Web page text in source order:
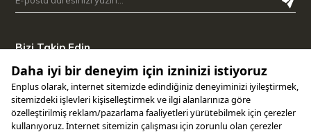
Bizi Takip Edin
Uygulamamızı İndirin